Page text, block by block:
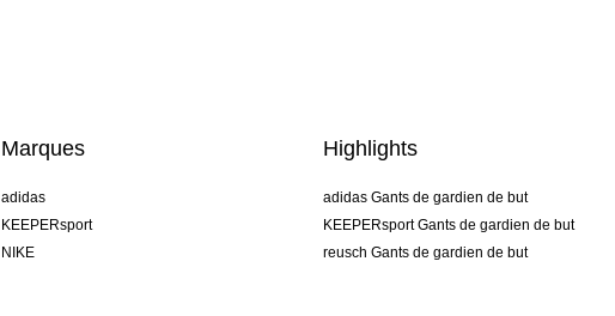
Marques
adidas
KEEPERsport
NIKE
Highlights
adidas Gants de gardien de but
KEEPERsport Gants de gardien de but
reusch Gants de gardien de but